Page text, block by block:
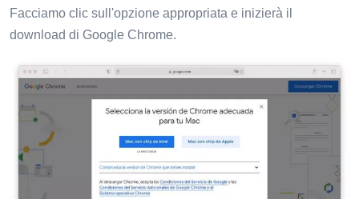
Facciamo clic sull'opzione appropriata e inizierà il
download di Google Chrome.